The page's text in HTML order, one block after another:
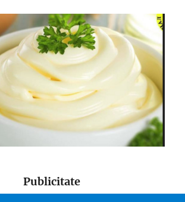
Publicitate